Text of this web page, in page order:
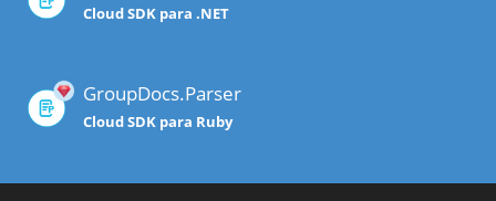
Cloud SDK para .NET
GroupDocs.Parser
Cloud SDK para Ruby